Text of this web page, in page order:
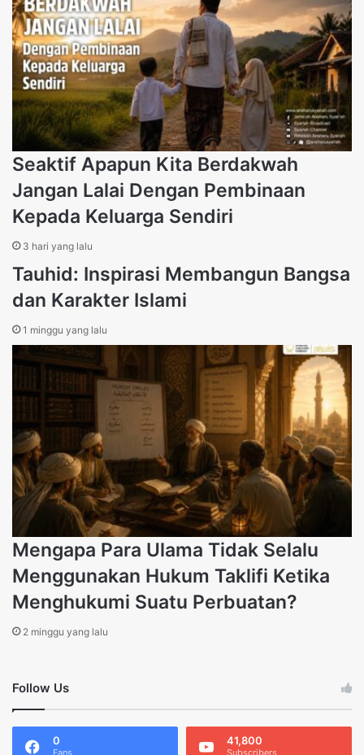
Tags
china Corona Virus Wuhan
Seaktif Apapun Kita Berdakwah
Jangan Lalai Dengan Pembinaan
Kepada Keluarga Sendiri
3 hari yang lalu
Tauhid: Inspirasi Membangun Bangsa
dan Karakter Islami
1 minggu yang lalu
Mengapa Para Ulama Tidak Selalu
Menggunakan Hukum Taklifi Ketika
Menghukumi Suatu Perbuatan?
2 minggu yang lalu
Follow Us
0
Fans
41,800
Subscribers